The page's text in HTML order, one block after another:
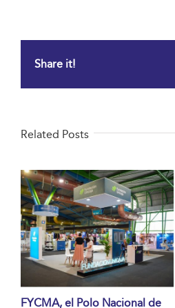
Share it!
Related Posts
FYCMA, el Polo Nacional de